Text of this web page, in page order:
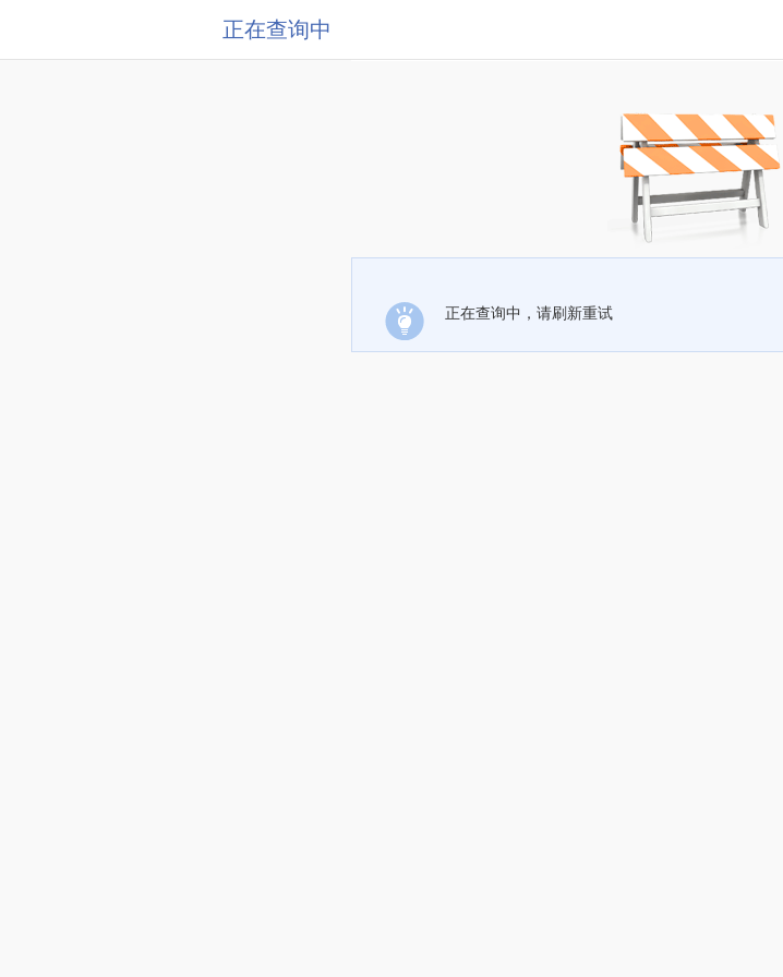
正在查询中
正在查询中，请刷新重试